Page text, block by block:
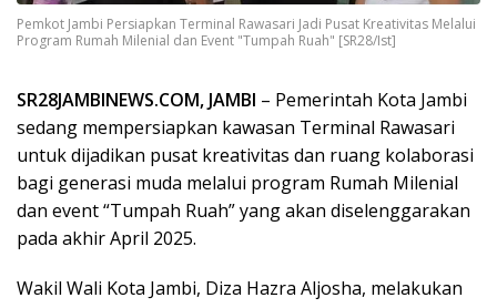
Pemkot Jambi Persiapkan Terminal Rawasari Jadi Pusat Kreativitas Melalui
Program Rumah Milenial dan Event "Tumpah Ruah" [SR28/Ist]
SR28JAMBINEWS.COM, JAMBI – Pemerintah Kota Jambi
sedang mempersiapkan kawasan Terminal Rawasari
untuk dijadikan pusat kreativitas dan ruang kolaborasi
bagi generasi muda melalui program Rumah Milenial
dan event “Tumpah Ruah” yang akan diselenggarakan
pada akhir April 2025.
Wakil Wali Kota Jambi, Diza Hazra Aljosha, melakukan